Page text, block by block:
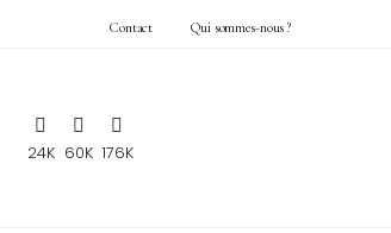
Contact Qui sommes-nous ?
24K 60K 176K